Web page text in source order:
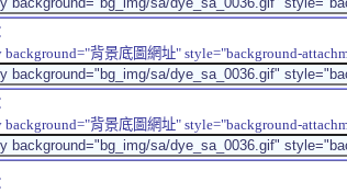
background="背景底圖網址" style="background-
background="背景底圖網址" style="background-